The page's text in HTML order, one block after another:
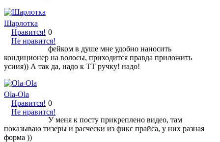
Шарлотка
Нравится!
Не нравится!
0
фейком в душе мне удобно наносить
кондиционер на волосы, приходится правда приложить
усиия)) А так да, надо к ТТ ручку! надо!
Ola-Ola
Нравится!
Не нравится!
0
У меня к посту прикреплено видео, там
показываю тизеры и расчески из фикс прайса, у них разная
форма ))